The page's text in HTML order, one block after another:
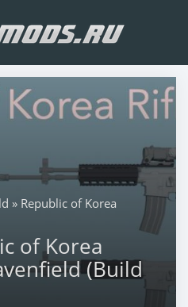
» Republic of Korea
of Korea
(Build